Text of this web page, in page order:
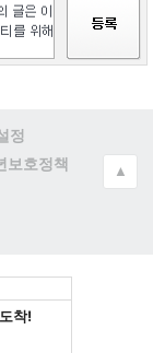
정
보호정책
▲